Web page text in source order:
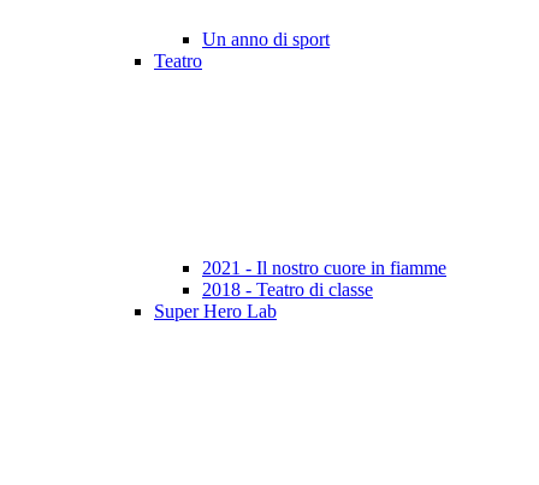
Un anno di sport
Teatro
2021 - Il nostro cuore in fiamme
2018 - Teatro di classe
Super Hero Lab